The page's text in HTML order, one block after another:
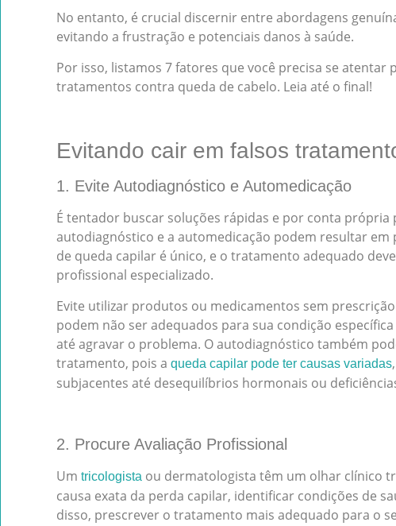
No entanto, é crucial discernir entre abordagens
evitando a frustração e potenciais danos à saúde.
Por isso, listamos 7 fatores que você precisa se atentar
tratamentos contra queda de cabelo. Leia até o final!
Evitando cair em falsos
1. Evite Autodiagnóstico e Automedicação
É tentador buscar soluções rápidas e por conta própria
autodiagnóstico e a automedicação podem resultar em
de queda capilar é único, e o tratamento adequado
profissional especializado.
Evite utilizar produtos ou medicamentos sem
podem não ser adequados para sua condição
até agravar o problema. O autodiagnóstico também
tratamento, pois a queda capilar pode ter causas variadas
subjacentes até desequilíbrios hormonais ou
2. Procure Avaliação Profissional
Um tricologista ou dermatologista têm um olhar clínico
causa exata da perda capilar, identificar condições de
disso, prescrever o tratamento mais adequado para o